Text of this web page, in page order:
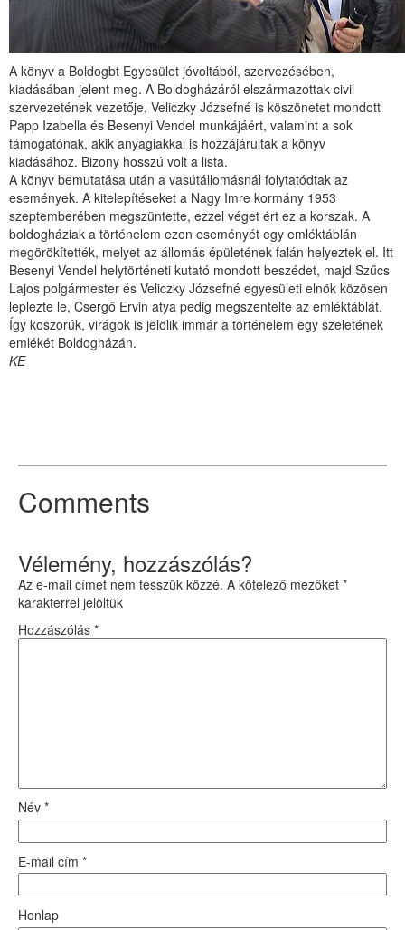
A könyv a Boldogbt Egyesület jóvoltából, szervezésében,
kiadásában jelent meg. A Boldogházáról elszármazottak civil
szervezetének vezetője, Veliczky Józsefné is köszönetet mondott
Papp Izabella és Besenyi Vendel munkájáért, valamint a sok
támogatónak, akik anyagiakkal is hozzájárultak a könyv
kiadásához. Bizony hosszú volt a lista.
A könyv bemutatása után a vasútállomásnál folytatódtak az
események. A kitelepítéseket a Nagy Imre kormány 1953
szeptemberében megszüntette, ezzel véget ért ez a korszak. A
boldogháziak a történelem ezen eseményét egy emléktáblán
megörökítették, melyet az állomás épületének falán helyeztek el. Itt
Besenyi Vendel helytörténeti kutató mondott beszédet, majd Szűcs
Lajos polgármester és Veliczky Józsefné egyesületi elnök közösen
leplezte le, Csergő Ervin atya pedig megszentelte az emléktáblát.
Így koszorúk, virágok is jelölik immár a történelem egy szeletének
emlékét Boldogházán.
KE
Comments
Vélemény, hozzászólás?
Az e-mail címet nem tesszük közzé. A kötelező mezőket *
karakterrel jelöltük
Hozzászólás *
Név *
E-mail cím *
Honlap